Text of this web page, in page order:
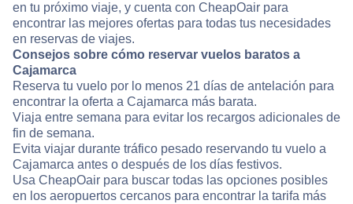
en tu próximo viaje, y cuenta con CheapOair para
encontrar las mejores ofertas para todas tus necesidades
en reservas de viajes.
Consejos sobre cómo reservar vuelos baratos a
Cajamarca
Reserva tu vuelo por lo menos 21 días de antelación para
encontrar la oferta a Cajamarca más barata.
Viaja entre semana para evitar los recargos adicionales de
fin de semana.
Evita viajar durante tráfico pesado reservando tu vuelo a
Cajamarca antes o después de los días festivos.
Usa CheapOair para buscar todas las opciones posibles
en los aeropuertos cercanos para encontrar la tarifa más